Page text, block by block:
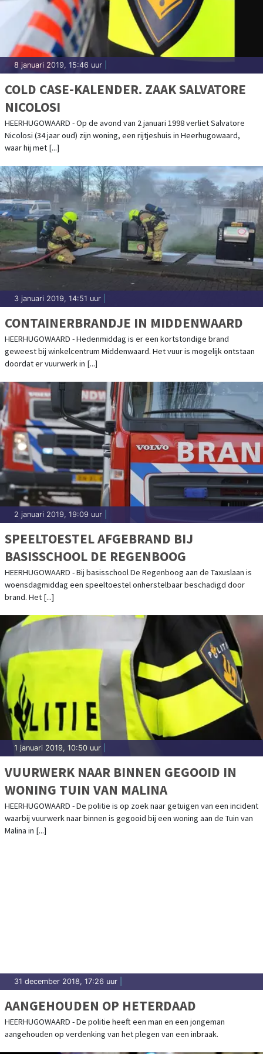
8 januari 2019, 15:46 uur
COLD CASE-KALENDER. ZAAK SALVATORE
NICOLOSI
HEERHUGOWAARD - Op de avond van 2 januari 1998 verliet Salvatore
Nicolosi (34 jaar oud) zijn woning, een rijtjeshuis in Heerhugowaard,
waar hij met [...]
3 januari 2019, 14:51 uur
CONTAINERBRANDJE IN MIDDENWAARD
HEERHUGOWAARD - Hedenmiddag is er een kortstondige brand
geweest bij winkelcentrum Middenwaard. Het vuur is mogelijk ontstaan
doordat er vuurwerk in [...]
2 januari 2019, 19:09 uur
SPEELTOESTEL AFGEBRAND BIJ
BASISSCHOOL DE REGENBOOG
HEERHUGOWAARD - Bij basisschool De Regenboog aan de Taxuslaan is
woensdagmiddag een speeltoestel onherstelbaar beschadigd door
brand. Het [...]
1 januari 2019, 10:50 uur
VUURWERK NAAR BINNEN GEGOOID IN
WONING TUIN VAN MALINA
HEERHUGOWAARD - De politie is op zoek naar getuigen van een incident
waarbij vuurwerk naar binnen is gegooid bij een woning aan de Tuin van
Malina in [...]
31 december 2018, 17:26 uur
AANGEHOUDEN OP HETERDAAD
HEERHUGOWAARD - De politie heeft een man en een jongeman
aangehouden op verdenking van het plegen van een inbraak.